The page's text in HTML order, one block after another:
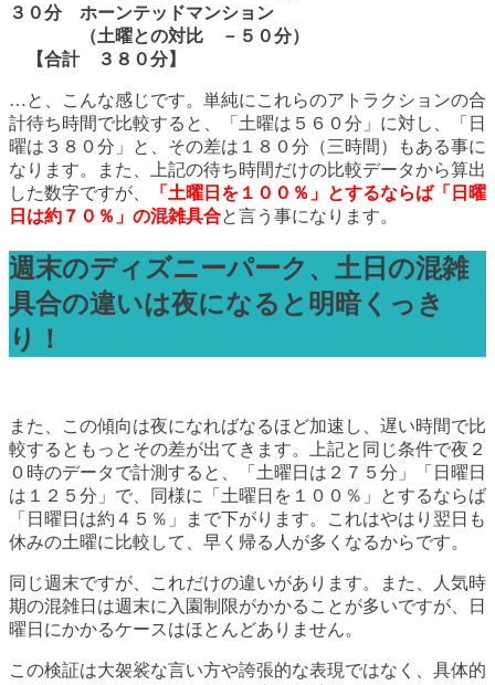
３０分 ホーンテッドマンション
（土曜との対比 －５０分）
【合計 ３８０分】
…と、こんな感じです。単純にこれらのアトラクションの合
計待ち時間で比較すると、「土曜は５６０分」に対し、「日
曜は３８０分」と、その差は１８０分（三時間）もある事に
なります。また、上記の待ち時間だけの比較データから算出
した数字ですが、
「土曜日を１００％」とするならば「日曜
日は約７０％」の混雑具合と言う事になります。
週末のディズニーパーク、土日の混雑
具合の違いは夜になると明暗くっき
り！
また、この傾向は夜になればなるほど加速し、遅い時間で比
較するともっとその差が出てきます。上記と同じ条件で夜２
０時のデータで計測すると、「土曜日は２７５分」「日曜日
は１２５分」で、同様に「土曜日を１００％」とするならば
「日曜日は約４５％」まで下がります。これはやはり翌日も
休みの土曜に比較して、早く帰る人が多くなるからです。
同じ週末ですが、これだけの違いがあります。また、人気時
期の混雑日は週末に入園制限がかかることが多いですが、日
曜日にかかるケースはほとんどありません。
この検証は大袈裟な言い方や誇張的な表現ではなく、具体的